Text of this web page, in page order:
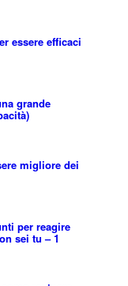
essere efficaci
grande
migliore dei
per reagire
sei tu – 1